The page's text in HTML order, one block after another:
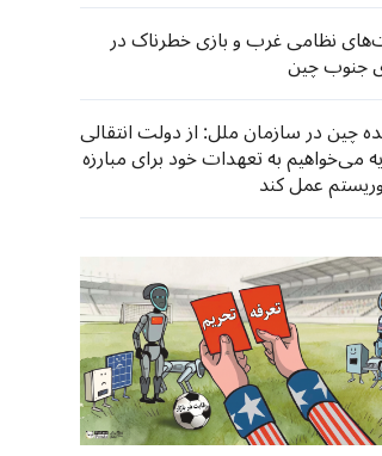
نظامی غرب و بازی خطرناک در
جنوب چین
چین در سازمان ملل: از دولت انتقالی
می‌خواهیم به تعهدات خود برای مبارزه
عمل کند